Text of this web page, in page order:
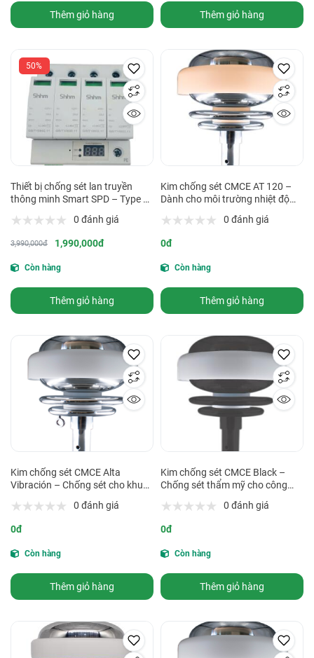
Thêm giỏ hàng Thêm giỏ hàng
50%
Thiết bị chống sét lan truyền
thông minh Smart SPD – Type 2
0 đánh giá
3,990,000đ 1,990,000đ
Còn hàng
Thêm giỏ hàng
Kim chống sét CMCE AT 120 –
Dành cho môi trường nhiệt độ
0 đánh giá
0đ
Còn hàng
Thêm giỏ hàng
Kim chống sét CMCE Alta
Vibración – Chống sét cho khu
0 đánh giá
0đ
Còn hàng
Thêm giỏ hàng
Kim chống sét CMCE Black –
Chống sét thẩm mỹ cho công
0 đánh giá
0đ
Còn hàng
Thêm giỏ hàng